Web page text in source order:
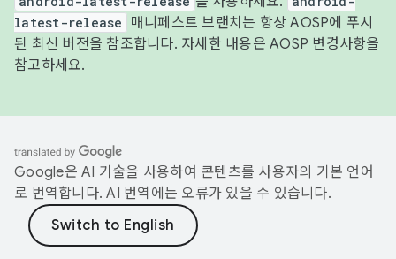
latest-release
매니페스트 브랜치는 항상 AOSP에 푸시
된 최신 버전을 참조합니다. 자세한 내용은 AOSP 변경사항을
참고하세요.
Google은 AI 기술을 사용하여 콘텐츠를 사용자의 기본 언어
로 번역합니다. AI 번역에는 오류가 있을 수 있습니다.